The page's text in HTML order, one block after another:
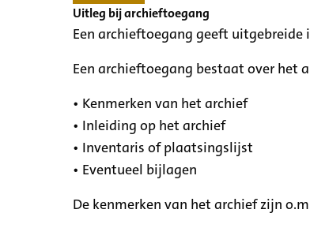
Uitleg bij archieftoegang
Een archieftoegang geeft
Een archieftoegang bestaat over het
• Kenmerken van het archief
• Inleiding op het archief
• Inventaris of plaatsingslijst
• Eventueel bijlagen
De kenmerken van het archief zijn